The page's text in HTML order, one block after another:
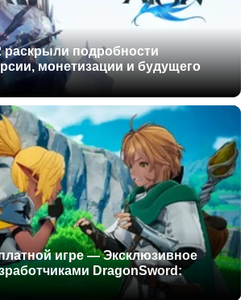
раскрыли подробности
монетизации и будущего
игре — Эксклюзивное
DragonSword: